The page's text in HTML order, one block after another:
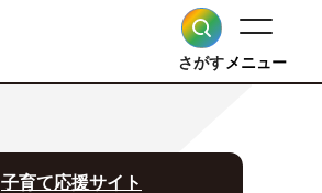
さがすメニュー
子育て応援サイト